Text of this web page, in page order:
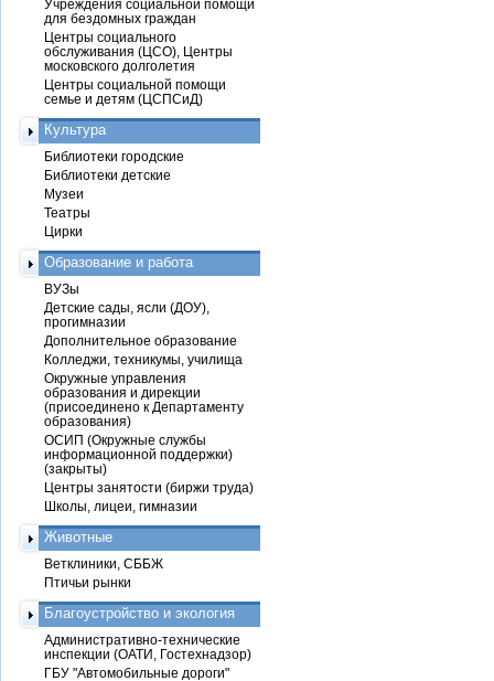
Учреждения социальной помощи
для бездомных граждан
Центры социального
обслуживания (ЦСО), Центры
московского долголетия
Центры социальной помощи
семье и детям (ЦСПСиД)
Культура
Библиотеки городские
Библиотеки детские
Музеи
Театры
Цирки
Образование и работа
ВУЗы
Детские сады, ясли (ДОУ),
прогимназии
Дополнительное образование
Колледжи, техникумы, училища
Окружные управления
образования и дирекции
(присоединено к Департаменту
образования)
ОСИП (Окружные службы
информационной поддержки)
(закрыты)
Центры занятости (биржи труда)
Школы, лицеи, гимназии
Животные
Ветклиники, СББЖ
Птичьи рынки
Благоустройство и экология
Административно-технические
инспекции (ОАТИ, Гостехнадзор)
ГБУ "Автомобильные дороги"